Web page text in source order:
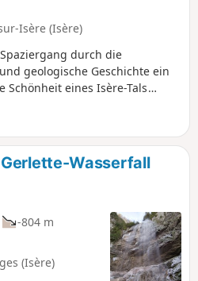
Isère (Isère)
durch die
geologische Geschichte ein
Schönheit eines Isère-Tals
ist. Ein schöner Ausflug für
und Liebhaber des
Wasserfall
-804 m
(Isère)